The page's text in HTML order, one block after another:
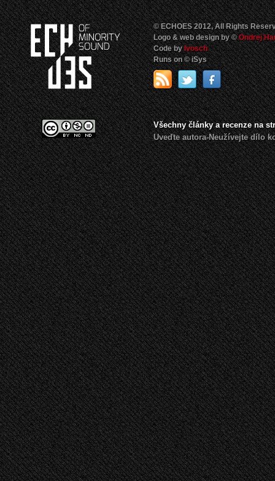
© ECHOES 2012, All Rights
Logo & web design by ©Ondrej
Code byIvosch
Runs on © iSys
Všechny články a recenze na
Uveďte autora-Neužívejte dílo